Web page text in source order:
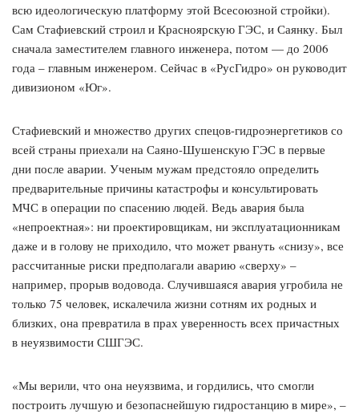
всю идеологическую платформу этой Всесоюзной стройки).
Сам Стафиевский строил и Красноярскую ГЭС, и Саянку. Был
сначала заместителем главного инженера, потом — до 2006
года – главным инженером. Сейчас в «РусГидро» он руководит
дивизионом «Юг».
Стафиевский и множество других спецов-гидроэнергетиков со
всей страны приехали на Саяно-Шушенскую ГЭС в первые
дни после аварии. Ученым мужам предстояло определить
предварительные причины катастрофы и консультировать
МЧС в операции по спасению людей. Ведь авария была
«непроектная»: ни проектировщикам, ни эксплуатационникам
даже и в голову не приходило, что может рвануть «снизу», все
рассчитанные риски предполагали аварию «сверху» –
например, прорыв водовода. Случившаяся авария угробила не
только 75 человек, искалечила жизни сотням их родных и
близких, она превратила в прах уверенность всех причастных
в неуязвимости СШГЭС.
«Мы верили, что она неуязвима, и гордились, что смогли
построить лучшую и безопаснейшую гидростанцию в мире», –